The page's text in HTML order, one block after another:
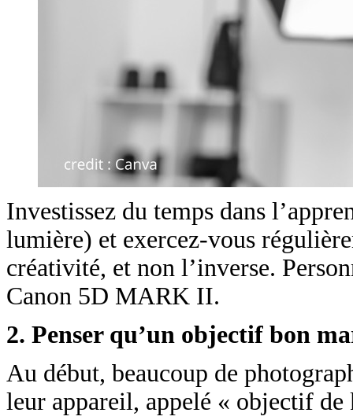
Investissez du temps dans
lumière) et exercez-vous
créativité, et non l’inverse.
Canon 5D MARK II.
2. Penser qu’un objectif bon
Au début, beaucoup de
leur appareil, appelé « objectif